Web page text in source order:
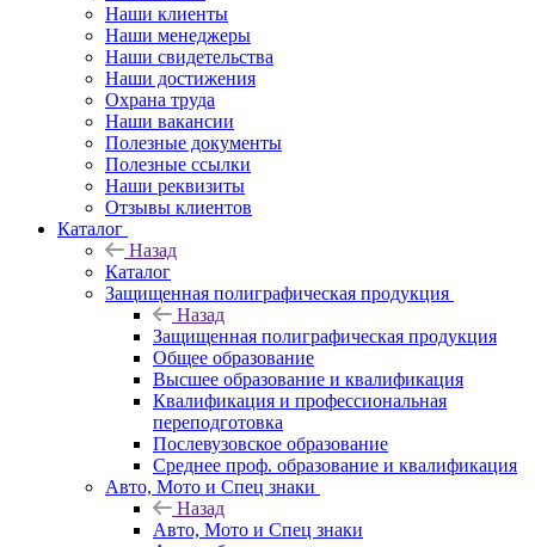
Наши клиенты
Наши менеджеры
Наши свидетельства
Наши достижения
Охрана труда
Наши вакансии
Полезные документы
Полезные ссылки
Наши реквизиты
Отзывы клиентов
Каталог
Назад
Каталог
Защищенная полиграфическая продукция
Назад
Защищенная полиграфическая продукция
Общее образование
Высшее образование и квалификация
Квалификация и профессиональная
переподготовка
Послевузовское образование
Среднее проф. образование и квалификация
Авто, Мото и Спец знаки
Назад
Авто, Мото и Спец знаки